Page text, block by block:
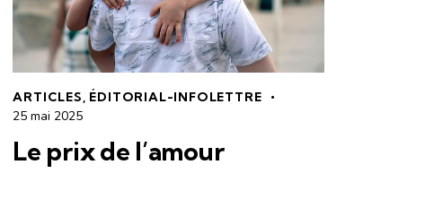
ARTICLES, ÉDITORIAL-INFOLETTRE
25 mai 2025
Le prix de l’amour